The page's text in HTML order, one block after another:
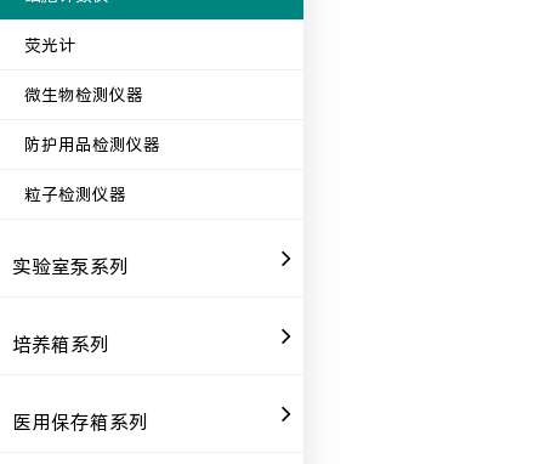
荧光计
微生物检测仪器
防护用品检测仪器
粒子检测仪器
实验室泵系列
培养箱系列
医用保存箱系列